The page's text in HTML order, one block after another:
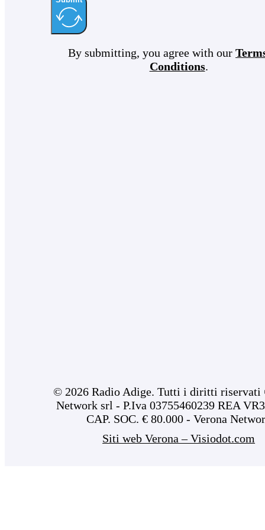
By submitting, you agree with our
Conditions.
© 2026 Radio Adige. Tutti i diritti riservati
Network srl - P.Iva 03755460239 REA
CAP. SOC. € 80.000 - Verona
Siti web Verona – Visiodot.com